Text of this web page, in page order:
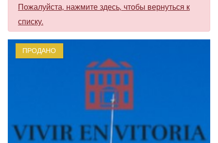
Пожалуйста, нажмите здесь, чтобы вернуться к
списку.
ПРОДАНО